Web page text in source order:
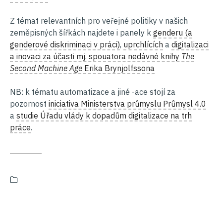
Z témat relevantních pro veřejné politiky v našich
zeměpisných šířkách najdete i panely k genderu (a
genderové diskriminaci v práci), uprchlících a digitalizaci
a inovaci za účasti mj. spouatora nedávné knihy The
Second Machine Age Erika Brynjolfssona
NB: k tématu automatizace a jiné -ace stojí za
pozornost iniciativa Ministerstva průmyslu Průmysl 4.0
a studie Úřadu vlády k dopadům digitalizace na trh
práce.